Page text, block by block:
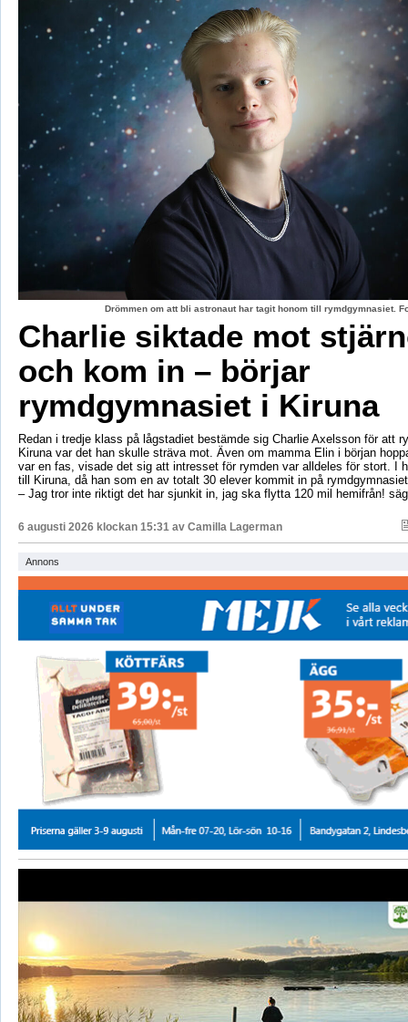
Drömmen om att bli astronaut har tagit honom till rymdgymnasiet.
Charlie siktade mot
och kom in – börjar
rymdgymnasiet i Kiruna
Redan i tredje klass på lågstadiet bestämde sig Charlie Axelsson för att
Kiruna var det han skulle sträva mot. Även om mamma Elin i början
var en fas, visade det sig att intresset för rymden var alldeles för stort. I
till Kiruna, då han som en av totalt 30 elever kommit in på
– Jag tror inte riktigt det har sjunkit in, jag ska flytta 120 mil hemifrån!
6 augusti 2026 klockan 15:31 av Camilla Lagerman
Annons